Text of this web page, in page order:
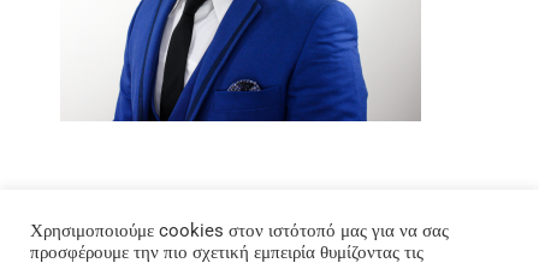
Χρησιμοποιούμε cookies στον ιστότοπό μας για να σας
προσφέρουμε την πιο σχετική εμπειρία θυμίζοντας τις